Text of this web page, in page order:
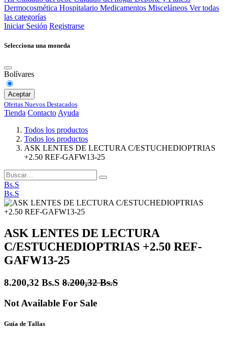
Dermocosmética Hospitalario Medicamentos Misceláneos Ver todas
las categorías
Iniciar Sesión Registrarse
Selecciona una moneda
Bolívares
Aceptar
Ofertas Nuevos Destacados
Tienda Contacto Ayuda
Todos los productos
Todos los productos
ASK LENTES DE LECTURA C/ESTUCHEDIOPTRIAS
+2.50 REF-GAFW13-25
Bs.S
Bs.S
ASK LENTES DE LECTURA
C/ESTUCHEDIOPTRIAS +2.50 REF-
GAFW13-25
8.200,32 Bs.S 8.200,32Bs.S
Not Available For Sale
Guía de Tallas